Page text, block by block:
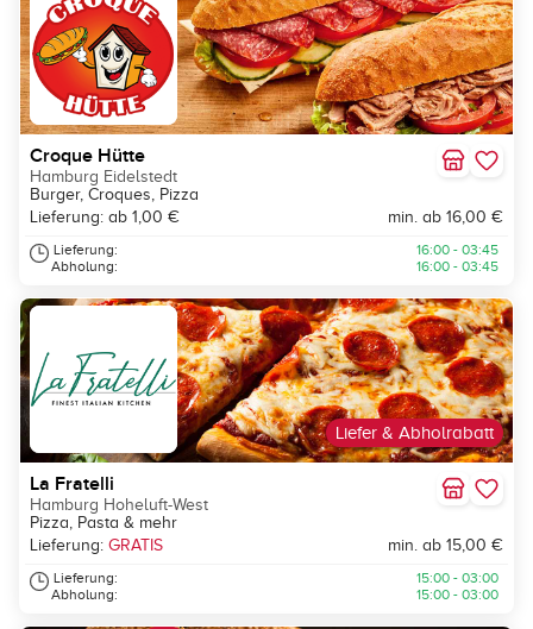
Croque Hütte
Hamburg Eidelstedt
Burger, Croques, Pizza
Lieferung: ab 1,00 €
min. ab 16,00 €
Lieferung:
Abholung:
16:00 - 03:45
16:00 - 03:45
Liefer & Abholrabatt
La Fratelli
Hamburg Hoheluft-West
Pizza, Pasta & mehr
Lieferung: GRATIS min. ab 15,00 €
Lieferung:
Abholung:
15:00 - 03:00
15:00 - 03:00